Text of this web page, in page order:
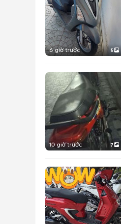
6 giờ trước 5
10 giờ trước 7